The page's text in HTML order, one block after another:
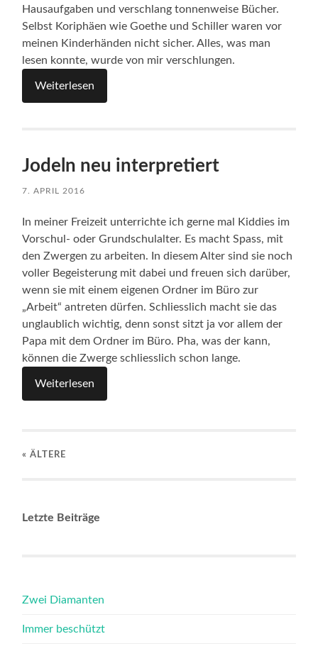
Hausaufgaben und verschlang tonnenweise Bücher.
Selbst Koriphäen wie Goethe und Schiller waren vor
meinen Kinderhänden nicht sicher. Alles, was man
lesen konnte, wurde von mir verschlungen.
Weiterlesen
Jodeln neu interpretiert
7. APRIL 2016
In meiner Freizeit unterrichte ich gerne mal Kiddies im
Vorschul- oder Grundschulalter. Es macht Spass, mit
den Zwergen zu arbeiten. In diesem Alter sind sie noch
voller Begeisterung mit dabei und freuen sich darüber,
wenn sie mit einem eigenen Ordner im Büro zur
„Arbeit“ antreten dürfen. Schliesslich macht sie das
unglaublich wichtig, denn sonst sitzt ja vor allem der
Papa mit dem Ordner im Büro. Pha, was der kann,
können die Zwerge schliesslich schon lange.
Weiterlesen
« ÄLTERE
Letzte Beiträge
Zwei Diamanten
Immer beschützt